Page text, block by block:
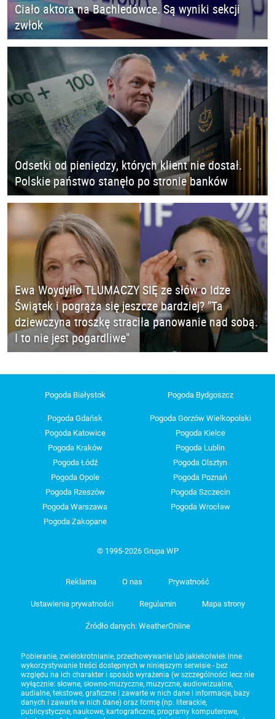
Ciało aktora na Bachledówce. Są wyniki sekcji
zwłok
Odsetki od pieniędzy, których klient nie dostał.
Polskie państwo stanęło po stronie banków
Ewa Woydyłło TŁUMACZY SIĘ ze słów o Idze
Świątek i pogrąża się jeszcze bardziej? "Ta
dziewczyna troszkę straciła panowanie nad sobą.
I to nie jest pogardliwe"
Pogoda Białystok Pogoda Bydgoszcz
Pogoda Gdańsk
Pogoda Gorzów Wielkopolski
Pogoda Katowice
Pogoda Kielce
Pogoda Kraków
Pogoda Lublin
Pogoda Łódź
Pogoda Olsztyn
Pogoda Opole
Pogoda Poznań
Pogoda Rzeszów
Pogoda Szczecin
Pogoda Warszawa
Pogoda Wrocław
Pogoda Zakopane
© 1995-2026 Grupa WP
Reklama O nas Prywatność
Ustawienia prywatności Regulamin Mapa strony
Źródło danych: WeatherOnline
Pobieranie, zwielokrotnianie, przechowywanie lub jakiekolwiek inne
wykorzystywanie treści dostępnych w niniejszym serwisie - bez
względu na ich charakter i sposób wyrażenia (w szczególności lecz nie
wyłącznie: słowne, słowno-muzyczne, muzyczne, audiowizualne,
audialne, tekstowe, graficzne i zawarte w nich dane i informacje, bazy
danych i zawarte w nich dane) oraz formę (np. literackie,
publicystyczne, naukowe, kartograficzne, programy komputerowe,